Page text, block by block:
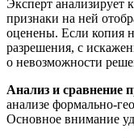
Эксперт анализирует
признаки на ней
оценены. Если копия
разрешения, с
о невозможности
Анализ и сравнение
анализе формально-
Основное внимание